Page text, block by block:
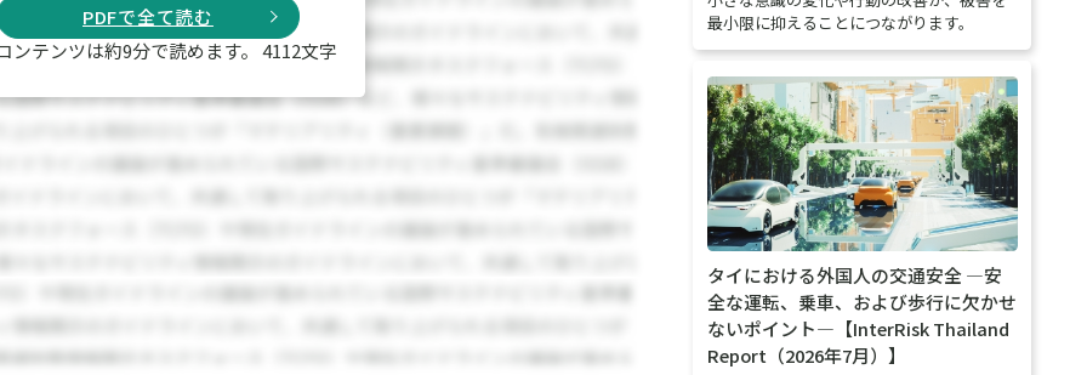
PDFで全て読む
ンテンツは約9分で読めます。 4112文字
最小限に抑えることにつながります。
タイにおける外国人の交通安全 ―安
全な運転、乗車、および歩行に欠かせ
ないポイント―【InterRisk Thailand
Report（2026年7月）】